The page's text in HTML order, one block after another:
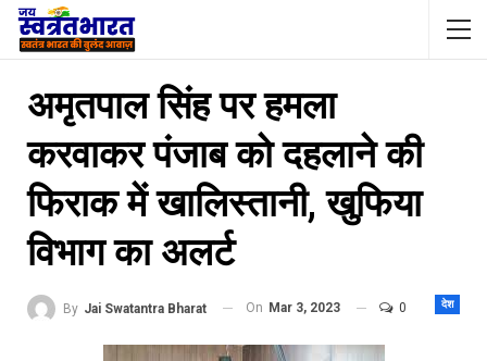
अमृतपाल सिंह पर हमला
करवाकर पंजाब को दहलाने की
फिराक में खालिस्तानी, खुफिया
विभाग का अलर्ट
देश
By Jai Swatantra Bharat On Mar 3, 2023 0